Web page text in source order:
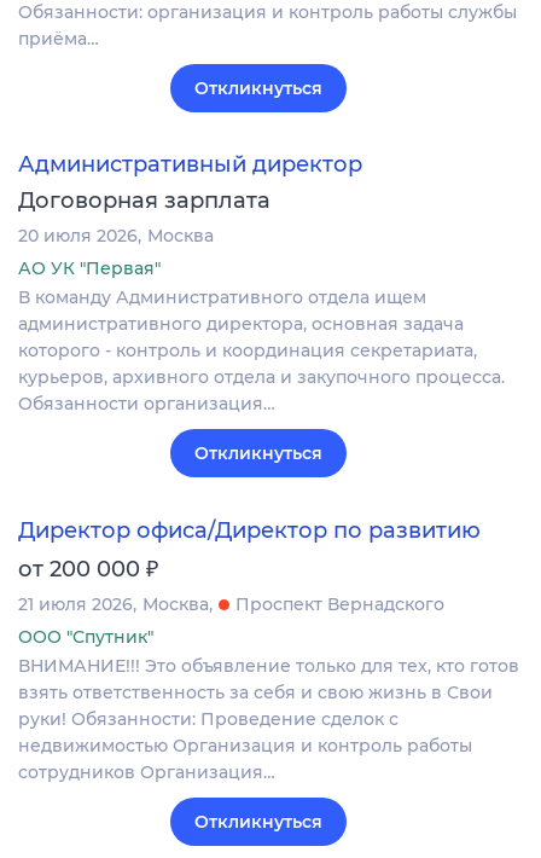
Обязанности: организация и контроль работы службы
приёма…
Откликнуться
Административный директор
Договорная зарплата
20 июля 2026 Москва
АО УК "Первая"
В команду Административного отдела ищем
административного директора, основная задача
которого - контроль и координация секретариата,
курьеров, архивного отдела и закупочного процесса.
Обязанности организация…
Откликнуться
Директор офиса/Директор по развитию
от 200 000 ₽
21 июля 2026 Москва
Проспект Вернадского
ООО "Спутник"
ВНИМАНИЕ!!! Это объявление только для тех, кто готов
взять ответственность за себя и свою жизнь в Свои
руки! Обязанности: Проведение сделок с
недвижимостью Организация и контроль работы
сотрудников Организация…
Откликнуться